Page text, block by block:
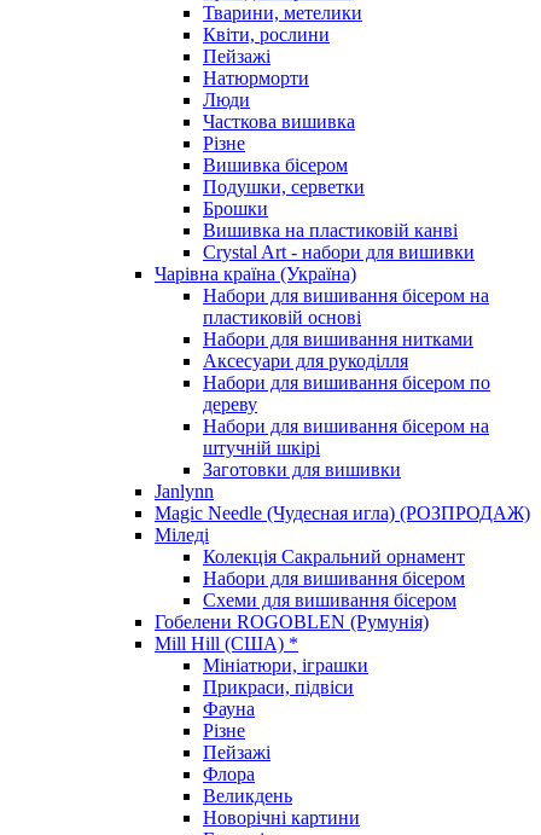
Тварини, метелики
Квіти, рослини
Пейзажі
Натюрморти
Люди
Часткова вишивка
Різне
Вишивка бісером
Подушки, серветки
Брошки
Вишивка на пластиковій канві
Crystal Art - набори для вишивки
Чарівна країна (Україна)
Набори для вишивання бісером на
пластиковій основі
Набори для вишивання нитками
Аксесуари для рукоділля
Набори для вишивання бісером по
дереву
Набори для вишивання бісером на
штучній шкірі
Заготовки для вишивки
Janlynn
Magic Needle (Чудесная игла) (РОЗПРОДАЖ)
Міледі
Колекція Сакральний орнамент
Набори для вишивання бісером
Схеми для вишивання бісером
Гобелени ROGOBLEN (Румунія)
Mill Hill (США) *
Мініатюри, іграшки
Прикраси, підвіси
Фауна
Різне
Пейзажі
Флора
Великдень
Новорічні картини